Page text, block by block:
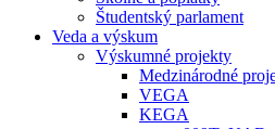
Študentský parlament
Veda a výskum
Výskumné projekty
Medzinárodné
VEGA
KEGA